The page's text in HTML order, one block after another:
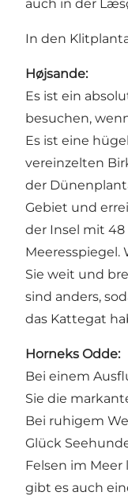
auch in der
In den
Højsande:
Es ist ein
besuchen,
Es ist eine
vereinzelten
der
Gebiet und
der Insel mit
Meeresspiegel.
Sie weit und
sind anders,
das Kattegat
Horneks Odde:
Bei einem
Sie die
Bei ruhigem
Glück
Felsen im
gibt es auch